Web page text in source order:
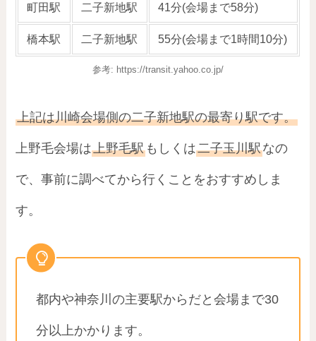
町田駅 二子新地駅 41分(会場まで58分)
橋本駅 二子新地駅 55分(会場まで1時間10分)
参考: https://transit.yahoo.co.jp/
上記は川崎会場側の二子新地駅の最寄り駅です。
上野毛会場は上野毛駅 もしくは二子玉川駅なの
で、事前に調べてから行くことをおすすめしま
す。
都内や神奈川の主要駅からだと会場まで30
分以上かかります。